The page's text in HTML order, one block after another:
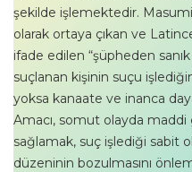
şekilde işlemektedir.
olarak ortaya çıkan ve
ifade edilen “şüpheden
suçlanan kişinin suçu
yoksa kanaate ve inanca
Amacı, somut olayda
sağlamak, suç işlediği sabit
düzeninin bozulmasını